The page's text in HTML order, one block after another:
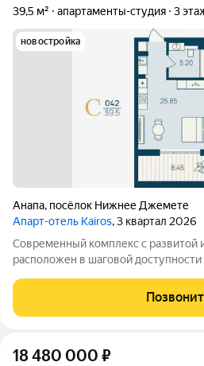
39,5 м²
апартаменты-студия 3
новостройка
Анапа, посёлок Нижнее Джемете
Апарт-отель Kairos, 3 квартал 2026
Современный комплекс с развитой
расположен в шаговой
концепцией. Инфраструктура
Всесезонный подогреваемый
18 480 000 ₽